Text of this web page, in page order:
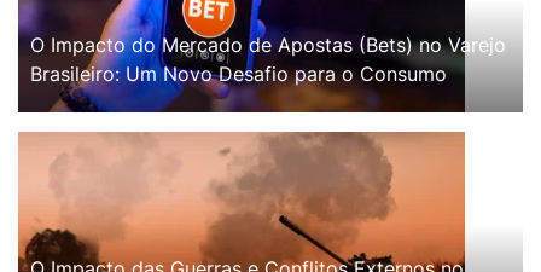
O Impacto do Mercado de Apostas (Bets) no Varejo
Brasileiro: Um Novo Desafio para o Consumo